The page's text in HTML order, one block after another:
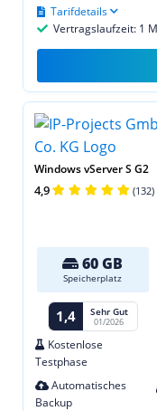
Vertragslaufzeit: 1
Tarifdetails
Windows vServer S G2
4,9 (132)
60 GB
Speicherplatz
1,4 Sehr Gut
01/2026
Kostenlose
Testphase
Automatisches
Backup